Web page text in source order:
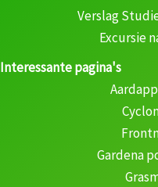
Verslag
Excursie
Interessante pagina's
Gardena